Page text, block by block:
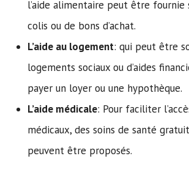
l’aide alimentaire peut être fournie
colis ou de bons d’achat.
L’aide au logement: qui peut être
logements sociaux ou d’aides
payer un loyer ou une hypothèque.
L’aide médicale: Pour faciliter
médicaux, des soins de santé
peuvent être proposés.